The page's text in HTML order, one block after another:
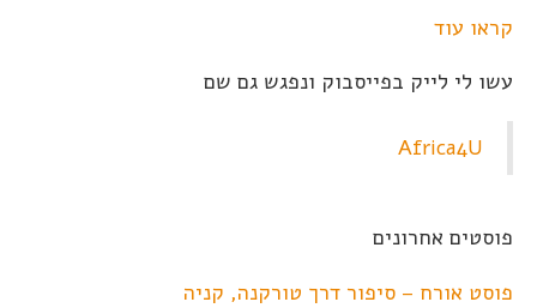
קראו עוד
עשו לי לייק בפייסבוק ונפגש גם שם
Africa4U
פוסטים אחרונים
פוסט אורח – סיפור דרך טורקנה, קניה